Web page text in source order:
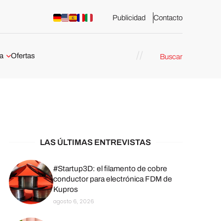
Publicidad Contacto
3D en
Ofertas Buscar
LAS ÚLTIMAS ENTREVISTAS
#Startup3D: el filamento de cobre
conductor para electrónica FDM de
Kupros
agosto 6, 2026